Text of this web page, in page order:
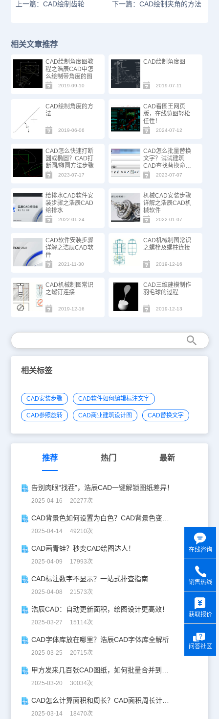
上一篇：CAD绘制齿轮 下一篇：CAD绘制夹角的方法
相关文章推荐
CAD绘制角度图教
程之浩辰CAD中怎
么绘制带角度的图
2019-09-10
CAD绘制角度图
2019-07-11
CAD绘制角度的方
法
2019-06-06
CAD看图王网页
版，在线览图轻松
任性！
2024-07-12
CAD怎么快速打断
圆或椭圆？CAD打
断圆/椭圆方法步骤
2023-07-17
CAD怎么批量替换
文字？试试建筑
CAD查找替换命
令！
2023-07-07
给排水CAD软件安
装步骤之浩辰CAD
给排水
2022-01-24
机械CAD安装步骤
详解之浩辰CAD机
械软件
2022-01-07
CAD软件安装步骤
详解之浩辰CAD软
件
2021-11-30
CAD机械制图常识
之螺栓及螺柱连接
2019-12-16
CAD机械制图常识
之螺钉连接
2019-12-16
CAD三维建模制作
羽毛球的过程
2019-12-13
相关标签
CAD安装步骤 CAD软件如何编辑标注文字
CAD参照旋转 CAD商业建筑设计图 CAD替换文字
推荐 热门 最新
告别肉眼“找茬”，浩辰CAD一键解锁图纸差异！
2025-04-16 20277次
CAD背景色如何设置为白色？CAD背景色变白实操指南
2025-04-14 49210次
CAD画青蛙？秒变CAD绘图达人！
2025-04-09 17993次
CAD标注数字不显示？一站式排查指南
2025-04-08 21573次
浩辰CAD：自动更新面积，绘图设计更高效！
2025-03-27 15114次
CAD字体库放在哪里？浩辰CAD字体库全解析
2025-03-25 20715次
甲方发来几百张CAD图纸，如何批量合并到一张设计图中？
2025-03-20 30034次
CAD怎么计算面积和周长？CAD面积周长计算全攻略
2025-03-14 18470次
在线咨询
销售热线
获取报价
问答社区